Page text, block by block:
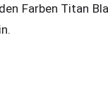
Farben Titan